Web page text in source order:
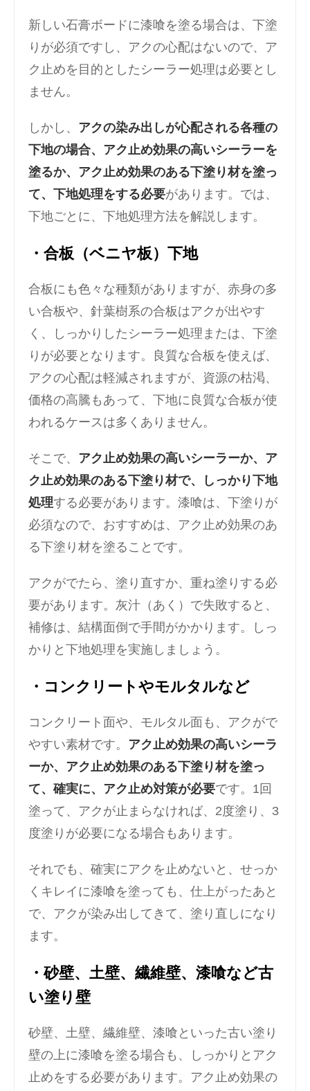
新しい石膏ボードに漆喰を塗る場合は、下塗
りが必須ですし、アクの心配はないので、ア
ク止めを目的としたシーラー処理は必要とし
ません。
しかし、 アクの染み出しが心配される各種の
下地の場合、アク止め効果の高いシーラーを
塗るか、アク止め効果のある下塗り材を塗っ
て、下地処理をする必要があります。では、
下地ごとに、下地処理方法を解説します。
・合板（ベニヤ板）下地
合板にも色々な種類がありますが、赤身の多
い合板や、針葉樹系の合板はアクが出やす
く、しっかりしたシーラー処理または、下塗
りが必要となります。良質な合板を使えば、
アクの心配は軽減されますが、資源の枯渇、
価格の高騰もあって、下地に良質な合板が使
われるケースは多くありません。
そこで、 アク止め効果の高いシーラーか、ア
ク止め効果のある下塗り材で、しっかり下地
処理する必要があります。漆喰は、下塗りが
必須なので、おすすめは、アク止め効果のあ
る下塗り材を塗ることです。
アクがでたら、塗り直すか、重ね塗りする必
要があります。灰汁（あく）で失敗すると、
補修は、結構面倒で手間がかかります。しっ
かりと下地処理を実施しましょう。
・コンクリートやモルタルなど
コンクリート面や、モルタル面も、アクがで
やすい素材です。 アク止め効果の高いシーラ
ーか、アク止め効果のある下塗り材を塗っ
て、確実に、アク止め対策が必要です。1回
塗って、アクが止まらなければ、2度塗り、3
度塗りが必要になる場合もあります。
それでも、確実にアクを止めないと、せっか
くキレイに漆喰を塗っても、仕上がったあと
で、アクが染み出してきて、塗り直しになり
ます。
・砂壁、土壁、繊維壁、漆喰など古
い塗り壁
砂壁、土壁、繊維壁、漆喰といった古い塗り
壁の上に漆喰を塗る場合も、しっかりとアク
止めをする必要があります。アク止め効果の